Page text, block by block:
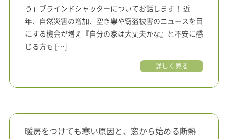
う」ブラインドシャッターについてお話します！ 近
年、自然災害の増加、空き巣や窃盗被害のニュースを目
にする機会が増え『自分の家は大丈夫かな』と不安に感
じる方も […]
詳しく見る
暖房をつけても寒い原因と、窓から始める断熱